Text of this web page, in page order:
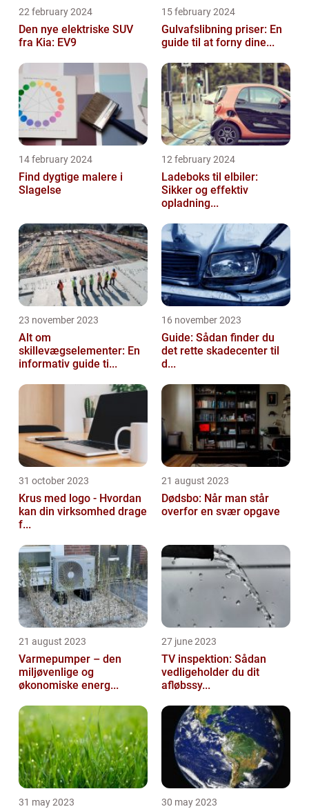
22 february 2024
Den nye elektriske SUV
fra Kia: EV9
15 february 2024
Gulvafslibning priser: En
guide til at forny dine...
14 february 2024
Find dygtige malere i
Slagelse
12 february 2024
Ladeboks til elbiler:
Sikker og effektiv
opladning...
23 november 2023
Alt om
skillevægselementer: En
informativ guide ti...
16 november 2023
Guide: Sådan finder du
det rette skadecenter til
d...
31 october 2023
Krus med logo - Hvordan
kan din virksomhed drage
f...
21 august 2023
Dødsbo: Når man står
overfor en svær opgave
21 august 2023
Varmepumper – den
miljøvenlige og
økonomiske energ...
27 june 2023
TV inspektion: Sådan
vedligeholder du dit
afløbssy...
31 may 2023 30 may 2023